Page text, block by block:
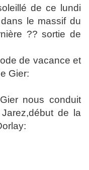
de ce lundi
le massif du
?? sortie de
de vacance et
Gier:
nous conduit
de la